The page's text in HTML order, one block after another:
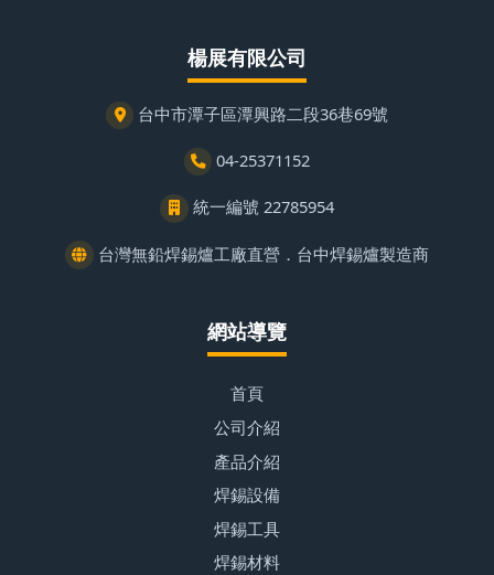
楊展有限公司
台中市潭子區潭興路二段36巷69號
04-25371152
統一編號 22785954
台灣無鉛焊錫爐工廠直營．台中焊錫爐製造商
網站導覽
首頁
公司介紹
產品介紹
焊錫設備
焊錫工具
焊錫材料